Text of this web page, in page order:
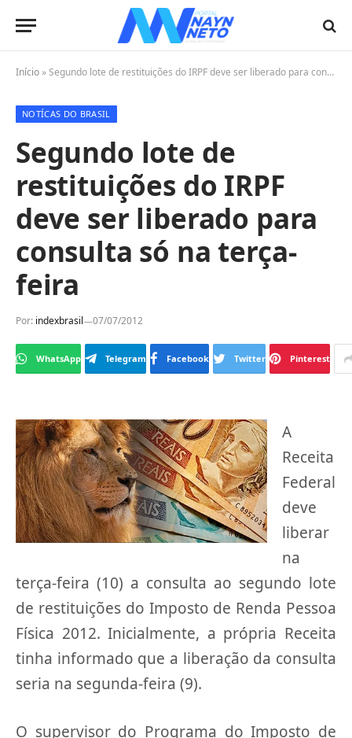
Início »Segundo lote de restituições do IRPF deve ser liberado para consulta só na terça-feira
NOTÍCAS DO BRASIL
Segundo lote de
restituições do IRPF
deve ser liberado para
consulta só na terça-
feira
Por: indexbrasil 07/07/2012
WhatsApp Telegram Facebook Twitter Pinterest
A
Receita
Federal
deve
liberar
na
terça-feira (10) a consulta ao segundo lote
de restituições do Imposto de Renda Pessoa
Física 2012. Inicialmente, a própria Receita
tinha informado que a liberação da consulta
seria na segunda-feira (9).
O supervisor do Programa do Imposto de